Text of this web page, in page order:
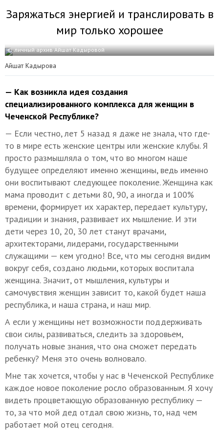
Заряжаться энергией и транслировать в
мир только хорошее
© личный архив Айшат Кадыровой
Айшат Кадырова
— Как возникла идея создания
специализированного комплекса для женщин в
Чеченской Республике?
— Если честно, лет 5 назад я даже не знала, что где-
то в мире есть женские центры или женские клубы. Я
просто размышляла о том, что во многом наше
будущее определяют именно женщины, ведь именно
они воспитывают следующее поколение. Женщина как
мама проводит с детьми 80, 90, а иногда и 100%
времени, формирует их характер, передает культуру,
традиции и знания, развивает их мышление. И эти
дети через 10, 20, 30 лет станут врачами,
архитекторами, лидерами, государственными
служащими — кем угодно! Все, что мы сегодня видим
вокруг себя, создано людьми, которых воспитала
женщина. Значит, от мышления, культуры и
самочувствия женщин зависит то, какой будет наша
республика, и наша страна, и наш мир.
А если у женщины нет возможности поддерживать
свои силы, развиваться, следить за здоровьем,
получать новые знания, что она сможет передать
ребенку? Меня это очень волновало.
Мне так хочется, чтобы у нас в Чеченской Республике
каждое новое поколение росло образованным. Я хочу
видеть процветающую образованную республику —
то, за что мой дед отдал свою жизнь, то, над чем
работает мой отец сегодня.